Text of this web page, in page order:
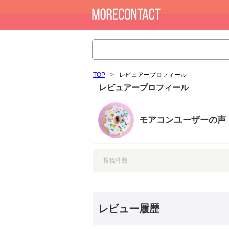
TOP > レビュアープロフィール
レビュアープロフィール
モアコンユーザーの声
投稿件数
レビュー履歴